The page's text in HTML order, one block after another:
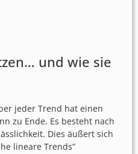
und wie sie
jeder Trend hat einen
zu Ende. Es besteht nach
Dies äußert sich
lineare Trends”